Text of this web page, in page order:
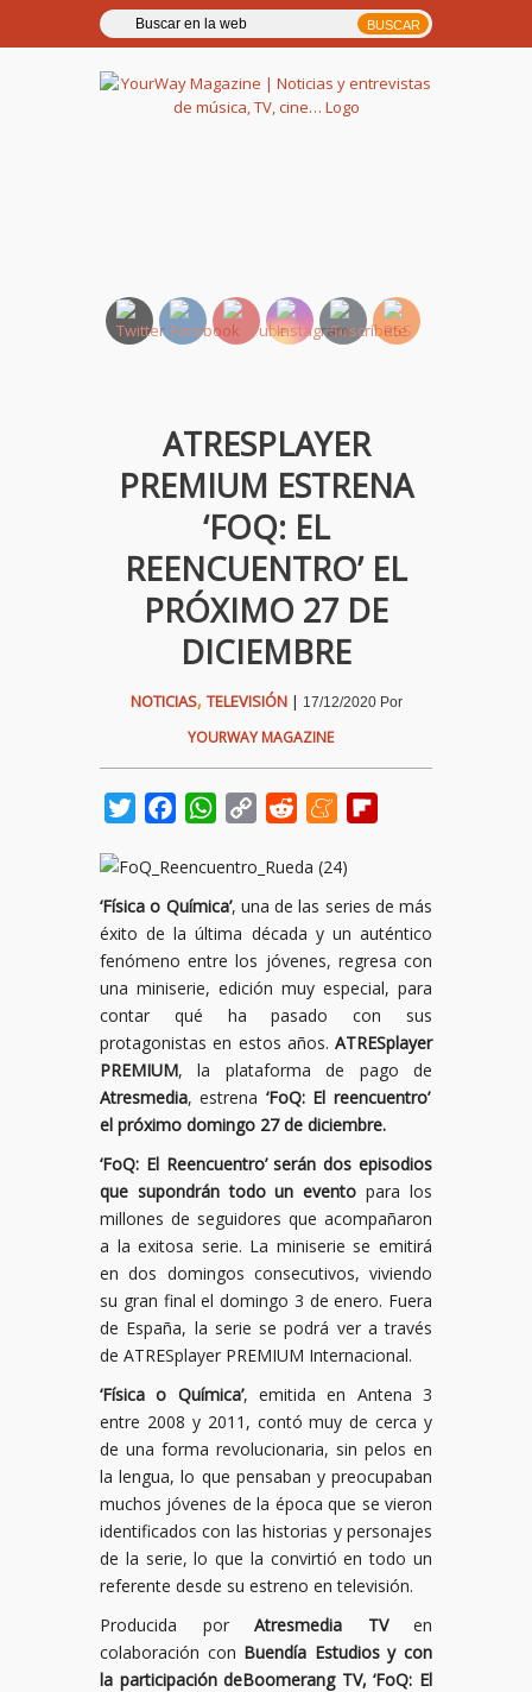
ATRESPLAYER
PREMIUM ESTRENA
‘FOQ: EL
REENCUENTRO’ EL
PRÓXIMO 27 DE
DICIEMBRE
NOTICIAS, TELEVISIÓN| 17/12/2020 Por
YOURWAY MAGAZINE
TwitterFacebookWhatsApp
Copy
Reddit Meneame
‘Física o Química’, una de las series de más
éxito de la última década y un auténtico
fenómeno entre los jóvenes, regresa con
una miniserie, edición muy especial, para
contar qué ha pasado con sus
protagonistas en estos años. ATRESplayer
PREMIUM, la plataforma de pago de
Atresmedia, estrena ‘FoQ: El reencuentro’
el próximo domingo 27 de diciembre.
‘FoQ: El Reencuentro’ serán dos episodios
que supondrán todo un evento para los
millones de seguidores que acompañaron
a la exitosa serie. La miniserie se emitirá
en dos domingos consecutivos, viviendo
su gran final el domingo 3 de enero. Fuera
de España, la serie se podrá ver a través
de ATRESplayer PREMIUM Internacional.
‘Física o Química’, emitida en Antena 3
entre 2008 y 2011, contó muy de cerca y
de una forma revolucionaria, sin pelos en
la lengua, lo que pensaban y preocupaban
muchos jóvenes de la época que se vieron
identificados con las historias y personajes
de la serie, lo que la convirtió en todo un
referente desde su estreno en televisión.
Producida porAtresmedia TV en
colaboración con Buendía Estudios y con
la participación deBoomerang TV, ‘FoQ: El